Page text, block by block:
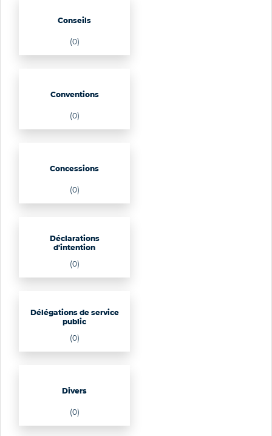
Conseils
(0)
Conventions
(0)
Concessions
(0)
Déclarations
d'intention
(0)
Délégations de service
public
(0)
Divers
(0)